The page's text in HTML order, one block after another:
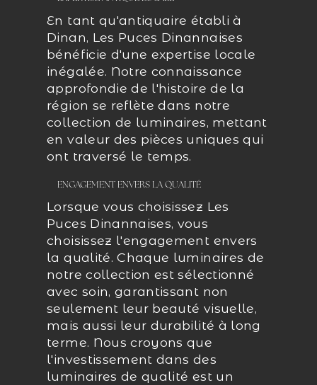
En tant qu'antiquaire établi à
Dinan, Les Puces Dinannaises
bénéficie d'une expertise locale
inégalée. Notre connaissance
approfondie de l'histoire de la
région se reflète dans notre
collection de luminaires, mettant
en valeur des pièces uniques qui
ont traversé le temps.
ENGAGEMENT ENVERS LA QUALITÉ
Lorsque vous choisissez Les
Puces Dinannaises, vous
choisissez l'engagement envers
la qualité. Chaque luminaires de
notre collection est sélectionné
avec soin, garantissant non
seulement leur beauté visuelle,
mais aussi leur durabilité à long
terme. Nous croyons que
l'investissement dans des
luminaires de qualité est un